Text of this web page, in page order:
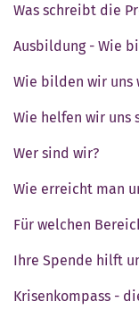
Was schreibt die
Ausbildung - Wie
Wie bilden wir uns
Wie helfen wir uns
Wer sind wir?
Wie erreicht man
Für welchen
Ihre Spende hilft
Krisenkompass -